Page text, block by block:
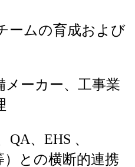
ームの育成および
メーカー、工事業
QA、EHS 、
）との横断的連携